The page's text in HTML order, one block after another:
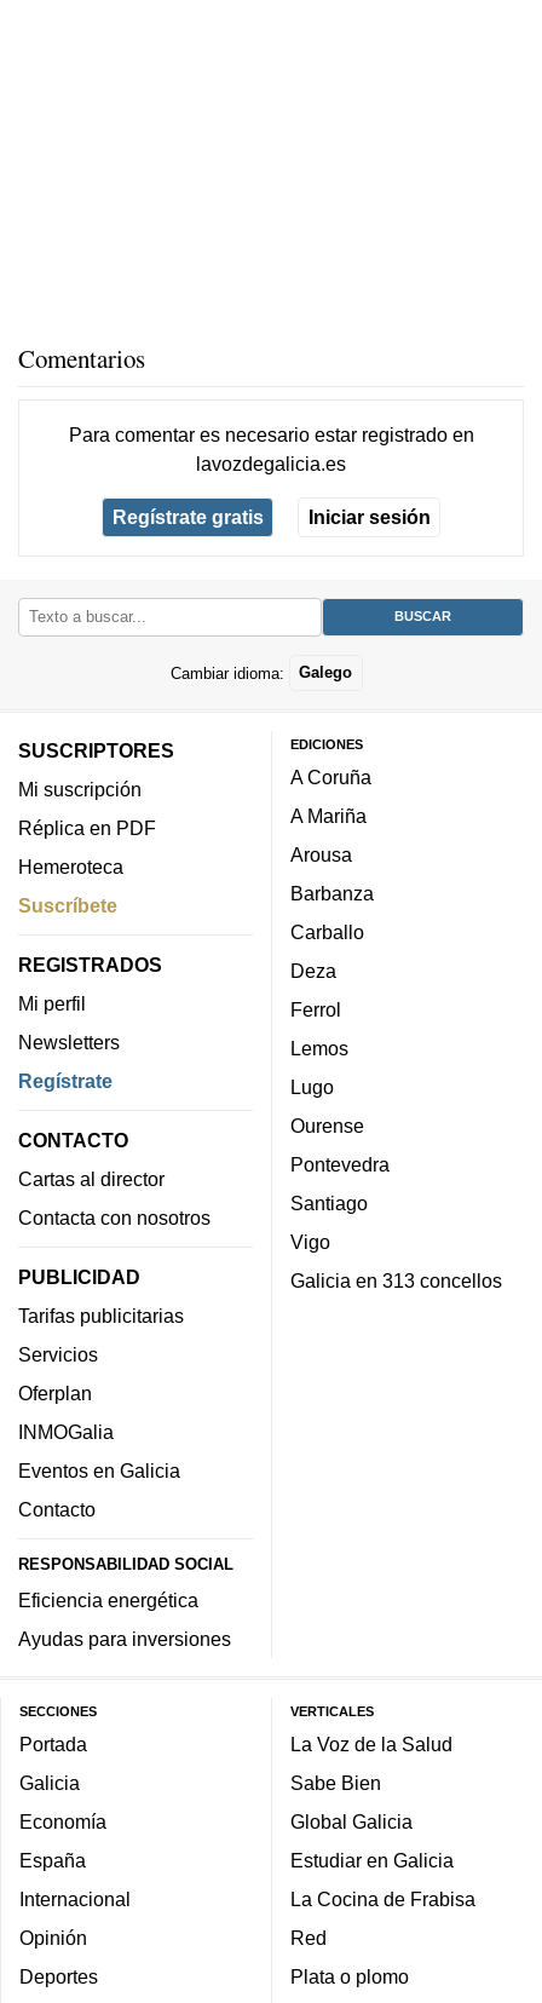
Comentarios
Para comentar es necesario estar registradoen
lavozdegalicia.es
Regístrate gratis Iniciar sesión
Cambiar idioma: Galego
SUSCRIPTORES
Mi suscripción
Réplica en PDF
Hemeroteca
Suscríbete
REGISTRADOS
Mi perfil
Newsletters
Regístrate
CONTACTO
Cartas al director
Contacta con nosotros
PUBLICIDAD
Tarifas publicitarias
Servicios
Oferplan
INMOGalia
Eventos en Galicia
Contacto
RESPONSABILIDAD SOCIAL
Eficiencia energética
Ayudas para inversiones
EDICIONES
A Coruña
A Mariña
Arousa
Barbanza
Carballo
Deza
Ferrol
Lemos
Lugo
Ourense
Pontevedra
Santiago
Vigo
Galicia en 313 concellos
SECCIONES
Portada
Galicia
Economía
España
Internacional
Opinión
Deportes
VERTICALES
La Voz de la Salud
Sabe Bien
Global Galicia
Estudiar en Galicia
La Cocina de Frabisa
Red
Plata o plomo